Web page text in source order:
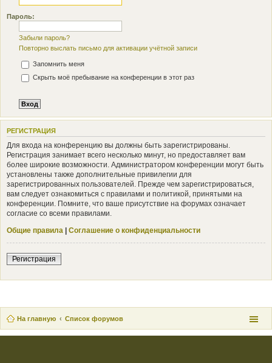
Пароль:
Забыли пароль?
Повторно выслать письмо для активации учётной записи
Запомнить меня
Скрыть моё пребывание на конференции в этот раз
РЕГИСТРАЦИЯ
Для входа на конференцию вы должны быть зарегистрированы.
Регистрация занимает всего несколько минут, но предоставляет вам
более широкие возможности. Администратором конференции могут быть
установлены также дополнительные привилегии для
зарегистрированных пользователей. Прежде чем зарегистрироваться,
вам следует ознакомиться с правилами и политикой, принятыми на
конференции. Помните, что ваше присутствие на форумах означает
согласие со всеми правилами.
Общие правила | Соглашение о конфиденциальности
Регистрация
На главную Список форумов